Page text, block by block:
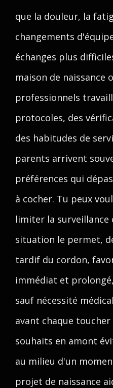
que la douleur, la
changements
échanges plus
maison de naissance
professionnels
protocoles, des
des habitudes de
parents arrivent
préférences qui
à cocher. Tu peux
limiter la surveillance
situation le permet,
tardif du cordon,
immédiat et
sauf nécessité
avant chaque
souhaits en amont
au milieu d'un
projet de naissance